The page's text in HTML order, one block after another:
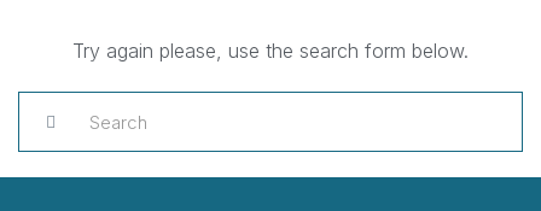
Try again please, use the search form below.